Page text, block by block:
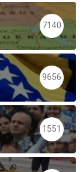
7140
9656
1551